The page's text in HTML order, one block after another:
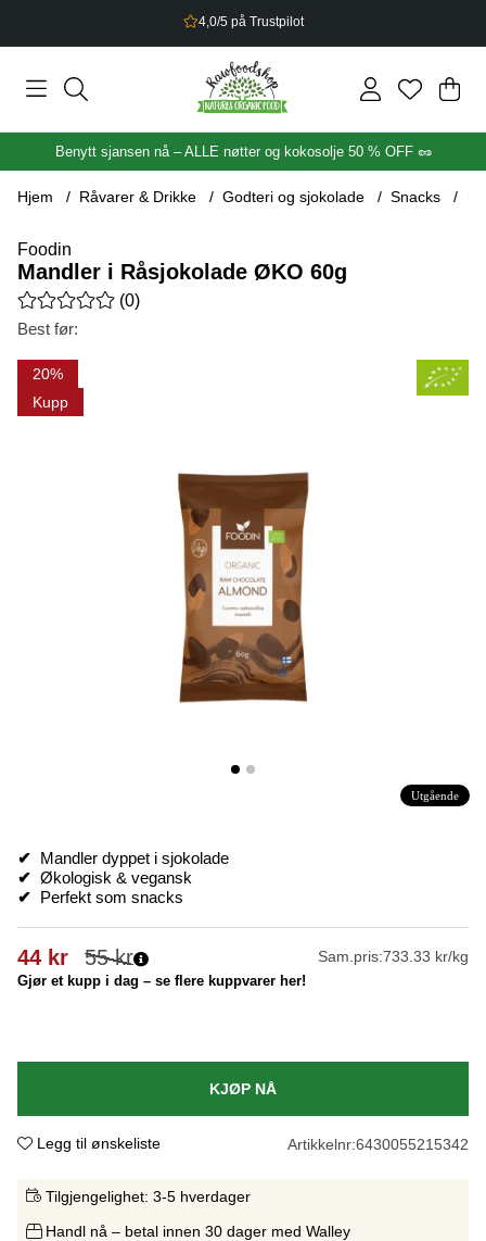
2,5% bonus på alt du handler
.
Benytt sjansen nå – ALLE nøtter og kokosolje 50 % OFF 🥜
Hjem Råvarer & Drikke Godteri og sjokolade Snacks
Foodin
Mandler i Råsjokolade ØKO 60g
Gjennomsnittlig rangering 0 av 5 Antall vurderinger 0
(0)
Best før:
Utgående
20
Kupp
Produktbilder Mandler i Råsjokolade ØKO 60g
✔ Mandler dyppet i sjokolade
✔ Økologisk & vegansk
✔ Perfekt som snacks
55kr
44 kr Sam.pris:733.33 kr/kg
Gjør et kupp i dag – se flere kuppvarer her!
KJØP NÅ
Legg til ønskeliste Artikkelnr:6430055215342
Tilgjengelighet: 3-5 hverdager
Handl nå – betal innen 30 dager med Walley